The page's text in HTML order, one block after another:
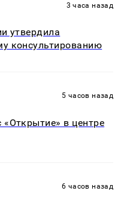
3 часа назад
утвердила
консультированию
5 часов назад
в центре
6 часов назад